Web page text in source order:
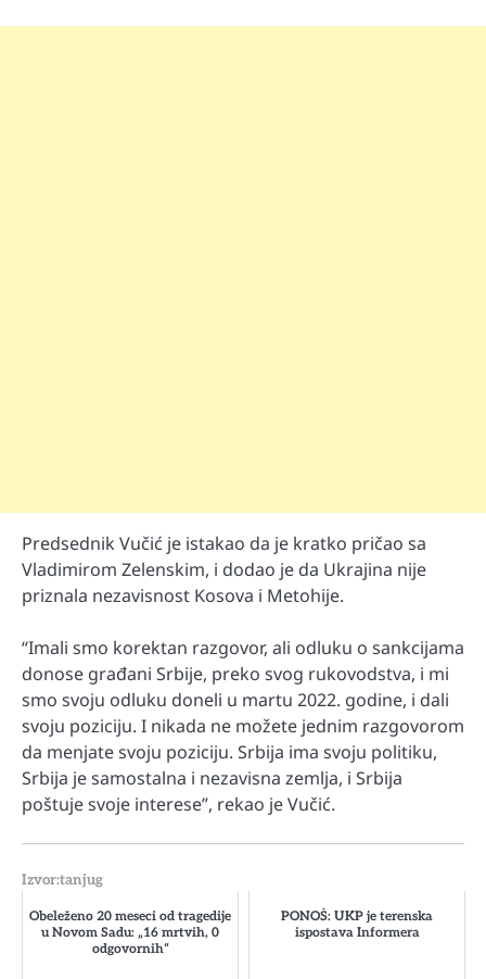
Predsednik Vučić je istakao da je kratko pričao sa
Vladimirom Zelenskim, i dodao je da Ukrajina nije
priznala nezavisnost Kosova i Metohije.
“Imali smo korektan razgovor, ali odluku o sankcijama
donose građani Srbije, preko svog rukovodstva, i mi
smo svoju odluku doneli u martu 2022. godine, i dali
svoju poziciju. I nikada ne možete jednim razgovorom
da menjate svoju poziciju. Srbija ima svoju politiku,
Srbija je samostalna i nezavisna zemlja, i Srbija
poštuje svoje interese”, rekao je Vučić.
Izvor:tanjug
Obeleženo 20 meseci od tragedije
u Novom Sadu: „16 mrtvih, 0
odgovornih“
PONOŠ: UKP je terenska
ispostava Informera